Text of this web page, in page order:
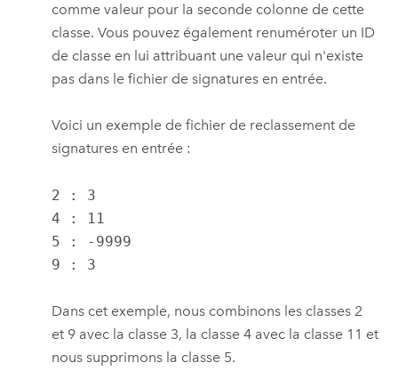
comme valeur pour la seconde colonne de cette
classe. Vous pouvez également renuméroter un ID
de classe en lui attribuant une valeur qui n'existe
pas dans le fichier de signatures en entrée.
Voici un exemple de fichier de reclassement de
signatures en entrée :
2 : 3
4 : 11
5 : -9999
9 : 3
Dans cet exemple, nous combinons les classes 2
et 9 avec la classe 3, la classe 4 avec la classe 11 et
nous supprimons la classe 5.